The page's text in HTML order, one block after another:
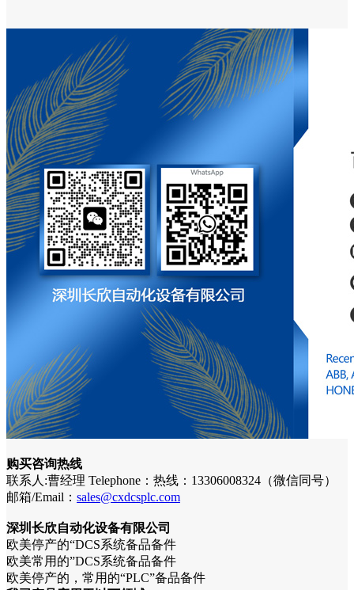
购买咨询热线
联系人:曹经理 Telephone：热线：13306008324（微信同号）
邮箱/Email： sales@cxdcsplc.com
深圳长欣自动化设备有限公司
欧美停产的“DCS系统备品备件
欧美常用的”DCS系统备品备件
欧美停产的，常用的“PLC”备品备件